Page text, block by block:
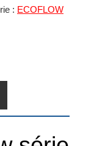
: ECOFLOW